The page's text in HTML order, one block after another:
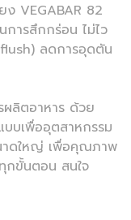
VEGABAR 82
การสึกกร่อน ไม่ไว
ลดการอุดตัน
ตอาหาร ด้วย
บบเพื่ออุตสาหกรรม
าดใหญ่ เพื่อคุณภาพ
กขั้นตอน สนใจ